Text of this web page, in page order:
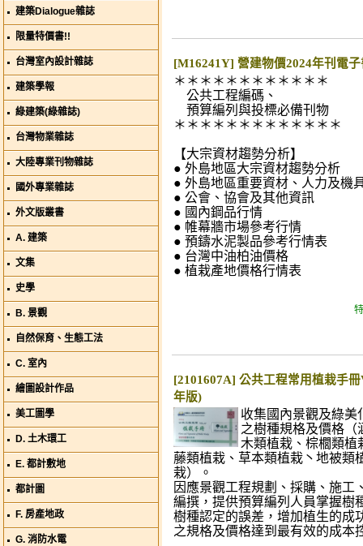
建築Dialogue雜誌
限量特價書!!
台灣室內設計雜誌
建築學報
綠建築(綠雜誌)
台灣物業雜誌
大陸專業刊物雜誌
國外專業雜誌
外文版叢書
A. 建築
文集
史學
B. 景觀
自然保育、生態工法
C. 室內
繪圖設計作品
美工圖學
D. 土木環工
E. 都計敷地
都計圖
F. 房產地政
G. 消防水電
[M16241Y] 營建物價2024年刊電
＊＊＊＊＊＊＊＊＊＊＊＊
公共工程編碼、
預算編列與投標必備刊物
＊＊＊＊＊＊＊＊＊＊＊＊＊
【大宗資材趨勢分析】
● 外島地區大宗資材趨勢分析
● 外島地區重要資材、人力及機
● 公會、協會及其他資訊
● 國內鋼品行情
● 帷幕牆市場參考行情
● 預鑄水泥製品參考行情表
● 台灣中油柏油價格
● 植栽產地價格行情表
[2101607A] 公共工程常用植栽手
年版)
收集國內景觀及綠美
之樹種規格及價格（
木類植栽、棕櫚類植
藤類植栽、草本類植栽丶地被類
栽）。
因應景觀工程規劃、採購、施工
編撰，提供預算編列人員掌握樹
樹種認定的誤差，增加植生的成
之規格及價格達到最有效的成本